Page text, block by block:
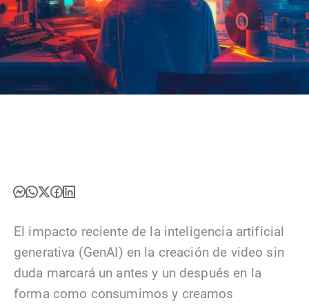
El impacto reciente de la inteligencia artificial
generativa (GenAI) en la creación de video sin
duda marcará un antes y un después en la
forma como consumimos y creamos